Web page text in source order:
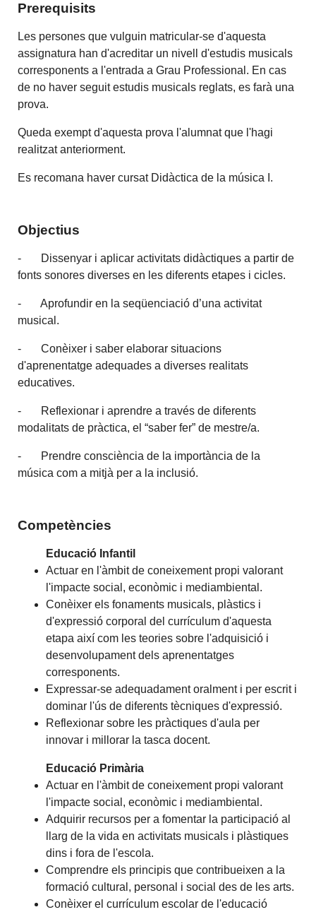
Prerequisits
Les persones que vulguin matricular-se d'aquesta
assignatura han d'acreditar un nivell d'estudis musicals
corresponents a l'entrada a Grau Professional. En cas
de no haver seguit estudis musicals reglats, es farà una
prova.
Queda exempt d'aquesta prova l'alumnat que l'hagi
realitzat anteriorment.
Es recomana haver cursat Didàctica de la música I.
Objectius
- Dissenyar i aplicar activitats didàctiques a partir de
fonts sonores diverses en les diferents etapes i cicles.
- Aprofundir en la seqüenciació d’una activitat
musical.
- Conèixer i saber elaborar situacions
d'aprenentatge adequades a diverses realitats
educatives.
- Reflexionar i aprendre a través de diferents
modalitats de pràctica, el “saber fer” de mestre/a.
- Prendre consciència de la importància de la
música com a mitjà per a la inclusió.
Competències
Educació Infantil
Actuar en l'àmbit de coneixement propi valorant
l'impacte social, econòmic i mediambiental.
Conèixer els fonaments musicals, plàstics i
d'expressió corporal del currículum d'aquesta
etapa així com les teories sobre l'adquisició i
desenvolupament dels aprenentatges
corresponents.
Expressar-se adequadament oralment i per escrit i
dominar l'ús de diferents tècniques d'expressió.
Reflexionar sobre les pràctiques d'aula per
innovar i millorar la tasca docent.
Educació Primària
Actuar en l'àmbit de coneixement propi valorant
l'impacte social, econòmic i mediambiental.
Adquirir recursos per a fomentar la participació al
llarg de la vida en activitats musicals i plàstiques
dins i fora de l'escola.
Comprendre els principis que contribueixen a la
formació cultural, personal i social des de les arts.
Conèixer el currículum escolar de l'educació